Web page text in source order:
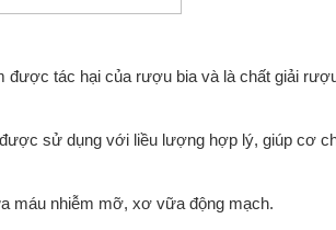
được tác hại của rượu bia và là chất giải
sử dụng với liều lượng hợp lý, giúp cơ
máu nhiễm mỡ, xơ vữa động mạch.